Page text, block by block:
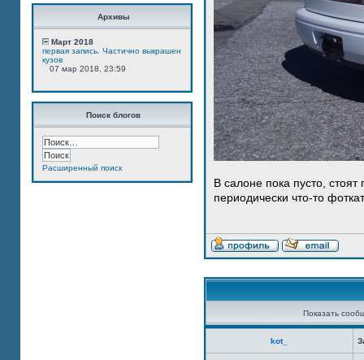
Архивы
Март 2018
первая запись. Частично выкрашен
кузов
07 мар 2018, 23:59
Поиск блогов
Расширенный поиск
В салоне пока пусто,
периодически что-то
Показать
kot_